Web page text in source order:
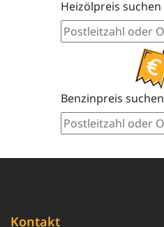
Heizölpreis suchen
Benzinpreis suchen
Kontakt